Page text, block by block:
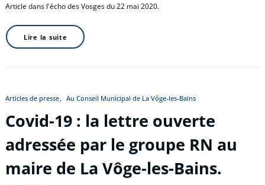
Article dans l'écho des Vosges du 22 mai 2020.
Lire la suite
Articles de presse Au Conseil Municipal de La Vôge-les-Bains
Covid-19 : la lettre ouverte
adressée par le groupe RN au
maire de La Vôge-les-Bains.